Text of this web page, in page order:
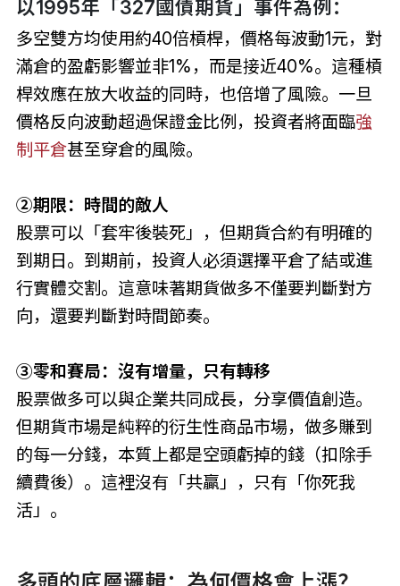
以1995年「327國債期貨」事件為例：
多空雙方均使用約40倍槓桿，價格每波動1元，對
滿倉的盈虧影響並非1%，而是接近40%。這種槓
桿效應在放大收益的同時，也倍增了風險。一旦
價格反向波動超過保證金比例，投資者將面臨強
制平倉甚至穿倉的風險。
②期限：時間的敵人
股票可以「套牢後裝死」，但期貨合約有明確的
到期日。到期前，投資人必須選擇平倉了結或進
行實體交割。這意味著期貨做多不僅要判斷對方
向，還要判斷對時間節奏。
③零和賽局：沒有增量，只有轉移
股票做多可以與企業共同成長，分享價值創造。
但期貨市場是純粹的衍生性商品市場，做多賺到
的每一分錢，本質上都是空頭虧掉的錢（扣除手
續費後）。這裡沒有「共贏」，只有「你死我
活」。